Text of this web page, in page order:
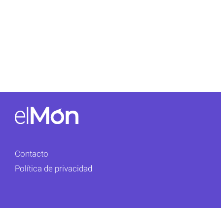
Contacto
Política de privacidad